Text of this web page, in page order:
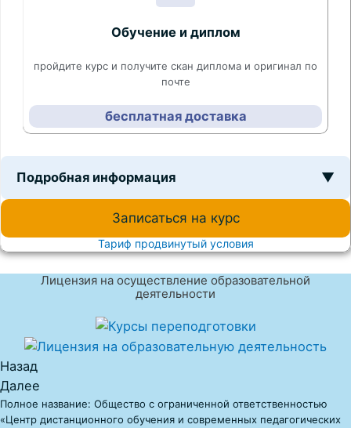
Обучение и диплом
пройдите курс и получите скан диплома и оригинал по
почте
бесплатная доставка
Подробная информация ▼
Записаться на курс
Тариф продвинутый условия
Лицензия на осуществление образовательной
деятельности
Назад
Далее
Полное название: Общество с ограниченной ответственностью
«Центр дистанционного обучения и современных педагогических